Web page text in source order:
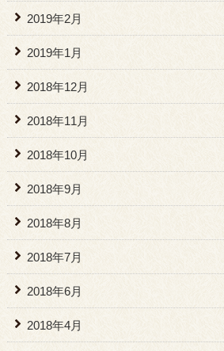
2019年2月
2019年1月
2018年12月
2018年11月
2018年10月
2018年9月
2018年8月
2018年7月
2018年6月
2018年4月